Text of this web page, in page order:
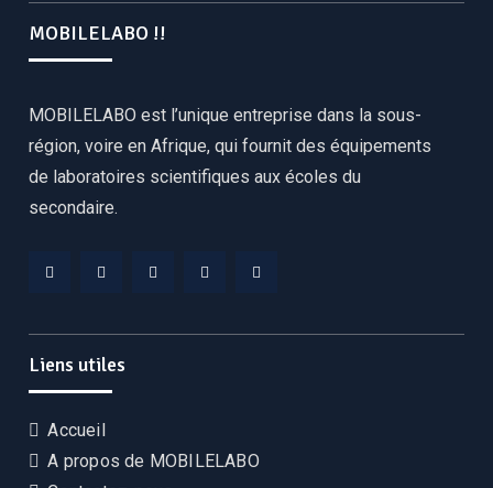
MOBILELABO !!
MOBILELABO est l’unique entreprise dans la sous-
région, voire en Afrique, qui fournit des équipements
de laboratoires scientifiques aux écoles du
secondaire.
Liens utiles
Accueil
A propos de MOBILELABO